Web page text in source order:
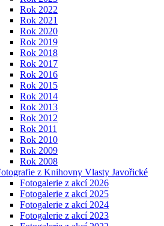
Rok 2022
Rok 2021
Rok 2020
Rok 2019
Rok 2018
Rok 2017
Rok 2016
Rok 2015
Rok 2014
Rok 2013
Rok 2012
Rok 2011
Rok 2010
Rok 2009
Rok 2008
z Knihovny Vlasty Javořické
Fotogalerie z akcí 2026
Fotogalerie z akcí 2025
Fotogalerie z akcí 2024
Fotogalerie z akcí 2023